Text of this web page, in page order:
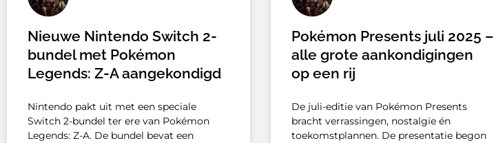
Nieuwe Nintendo Switch 2-
bundel met Pokémon
Legends: Z-A aangekondigd
Nintendo pakt uit met een speciale
Switch 2-bundel ter ere van Pokémon
Legends: Z-A. De bundel bevat een
Pokémon Presents juli 2025 –
alle grote aankondigingen
op een rij
De juli-editie van Pokémon Presents
bracht verrassingen, nostalgie én
toekomstplannen. De presentatie begon